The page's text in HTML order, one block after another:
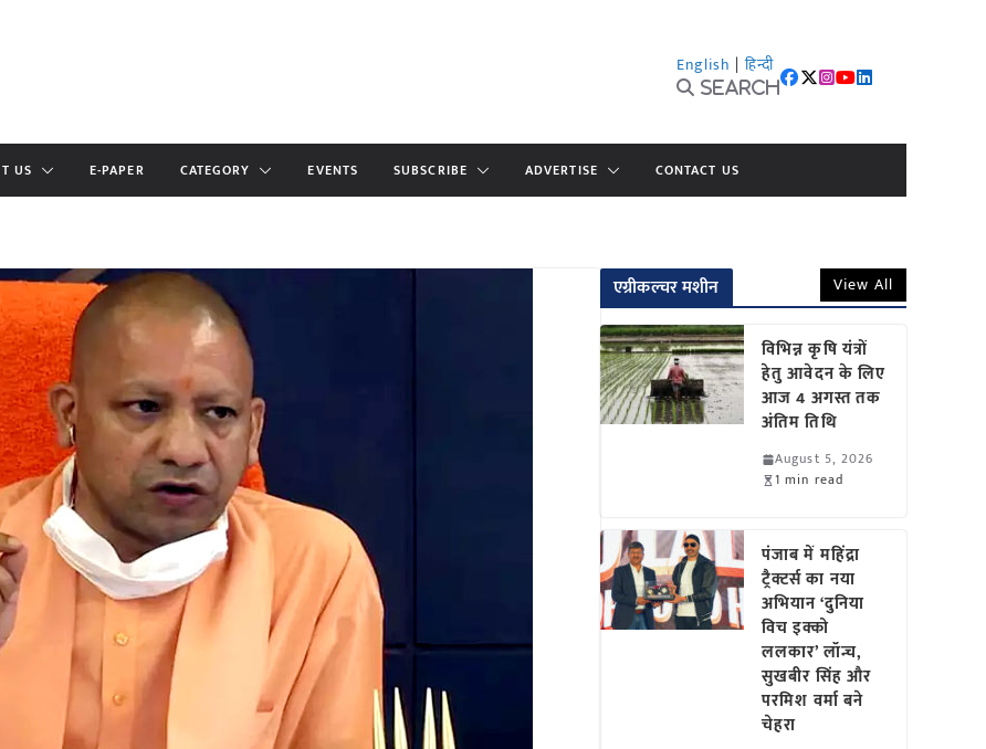
English | हिन्दी
Search
US E-PAPER CATEGORY EVENTS SUBSCRIBE ADVERTISE CONTACT US
एग्रीकल्चर मशीन View All
विभिन्न कृषि यंत्रों
हेतु आवेदन के लिए
आज 4 अगस्त तक
अंतिम तिथि
August 5, 2026
1 min read
पंजाब में महिंद्रा
ट्रैक्टर्स का नया
अभियान ‘दुनिया
विच इक्को
ललकार’ लॉन्च,
सुखबीर सिंह और
परमिश वर्मा बने
चेहरा